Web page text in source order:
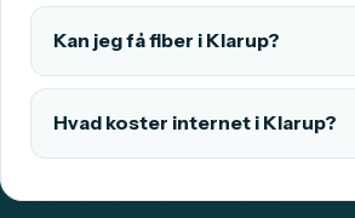
Kan jeg få fiber i Klarup?
Hvad koster internet i Klarup?